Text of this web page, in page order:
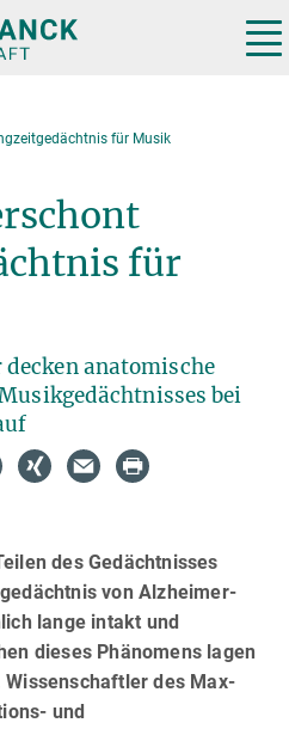
für Musik
für
anatomische
bei
des Gedächtnisses
von Alzheimer-
lange intakt und
dieses Phänomens lagen
des Max-
und